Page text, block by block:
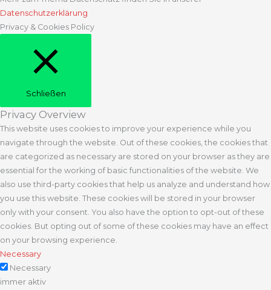
Datenschutzerklärung
Privacy & Cookies Policy
Schließen
Privacy Overview
This website uses cookies to improve your experience while you
navigate through the website. Out of these cookies, the cookies that
are categorized as necessary are stored on your browser as they are
essential for the working of basic functionalities of the website. We
also use third-party cookies that help us analyze and understand how
you use this website. These cookies will be stored in your browser
only with your consent. You also have the option to opt-out of these
cookies. But opting out of some of these cookies may have an effect
on your browsing experience.
Necessary
Necessary
immer aktiv